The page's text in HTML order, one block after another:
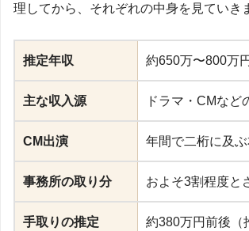
理してから、それぞれの中身を見ていき
推定年収 約650万〜800万
主な収入源 ドラマ・CMなど
CM出演 年間で二桁に及
事務所の取り分 およそ3割程度と
手取りの推定 約380万円前後（